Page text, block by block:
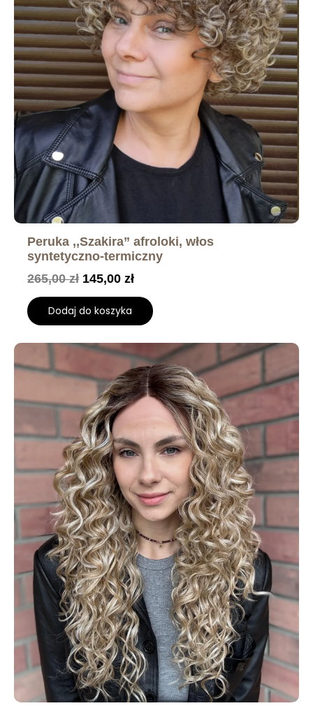
Peruka ,,Szakira” afroloki, włos
syntetyczno-termiczny
265,00zł 145,00zł
Dodaj do koszyka